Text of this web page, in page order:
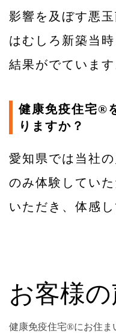
影響を及ぼす悪
はむしろ新築当
結果がでています
健康免疫住宅®
りますか？
愛知県では当社
のみ体験してい
いただき、体感し
お客様
健康免疫住宅®にお住ま